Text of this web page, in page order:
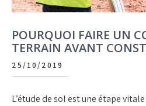
POURQUOI FAIRE UN
TERRAIN AVANT
25/10/2019
L’étude de sol est une étape